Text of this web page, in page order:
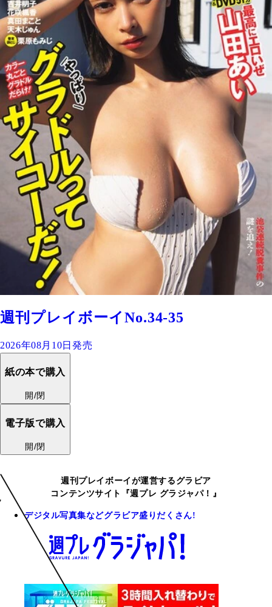
週刊プレイボーイNo.34-35
2026年08月10日発売
紙の本で購入
開/閉
電子版で購入
開/閉
週刊プレイボーイが運営するグラビア
コンテンツサイト『週プレ グラジャパ！』
デジタル写真集などグラビア盛りだくさん!